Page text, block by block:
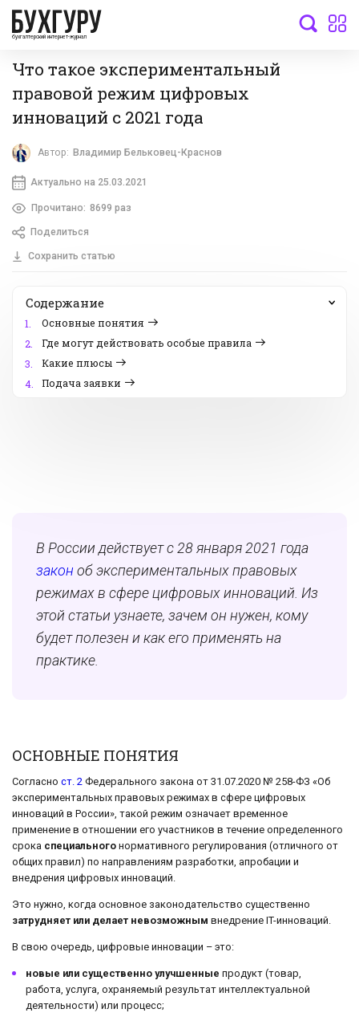
бухгалтерский интернет-журнал
Что такое экспериментальный
правовой режим цифровых
инноваций с 2021 года
Автор: Владимир Бельковец-Краснов
Актуально на 25.03.2021
Прочитано: 8699 раз
Поделиться
Сохранить статью
Содержание
1.
Основные понятия
2.
Где могут действовать особые правила
3.
Какие плюсы
4.
Подача заявки
В России действует с 28 января 2021 года
закон об экспериментальных правовых
режимах в сфере цифровых инноваций. Из
этой статьи узнаете, зачем он нужен, кому
будет полезен и как его применять на
практике.
ОСНОВНЫЕ ПОНЯТИЯ
Согласно ст. 2 Федерального закона от 31.07.2020 № 258-ФЗ «Об
экспериментальных правовых режимах в сфере цифровых
инноваций в России», такой режим означает временное
применение в отношении его участников в течение определенного
срока специального нормативного регулирования (отличного от
общих правил) по направлениям разработки, апробации и
внедрения цифровых инноваций.
Это нужно, когда основное законодательство существенно
затрудняет или делает невозможным внедрение IT-инноваций.
В свою очередь, цифровые инновации – это:
новые или существенно улучшенные продукт (товар,
работа, услуга, охраняемый результат интеллектуальной
деятельности) или процесс;